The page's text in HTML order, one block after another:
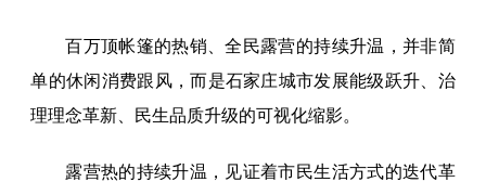
百万顶帐篷的热销、全民露营的持续升温，并非简
单的休闲消费跟风，而是石家庄城市发展能级跃升、治
理理念革新、民生品质升级的可视化缩影。
露营热的持续升温，见证着市民生活方式的迭代革